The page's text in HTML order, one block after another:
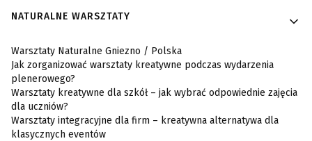
NATURALNE WARSZTATY
Warsztaty Naturalne Gniezno / Polska
Jak zorganizować warsztaty kreatywne podczas wydarzenia
plenerowego?
Warsztaty kreatywne dla szkół – jak wybrać odpowiednie zajęcia
dla uczniów?
Warsztaty integracyjne dla firm – kreatywna alternatywa dla
klasycznych eventów